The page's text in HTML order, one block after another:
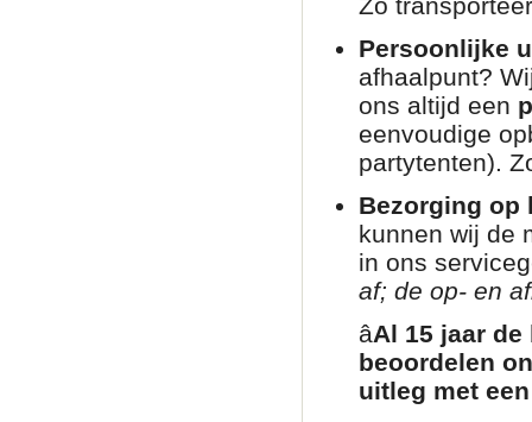
Persoonlijke
afhaalpunt?
ons altijd een
eenvoudige
partytenten).
Bezorging op
kunnen wij de
in ons
af; de op- en
â­Al 15 jaar
beoordelen
uitleg met